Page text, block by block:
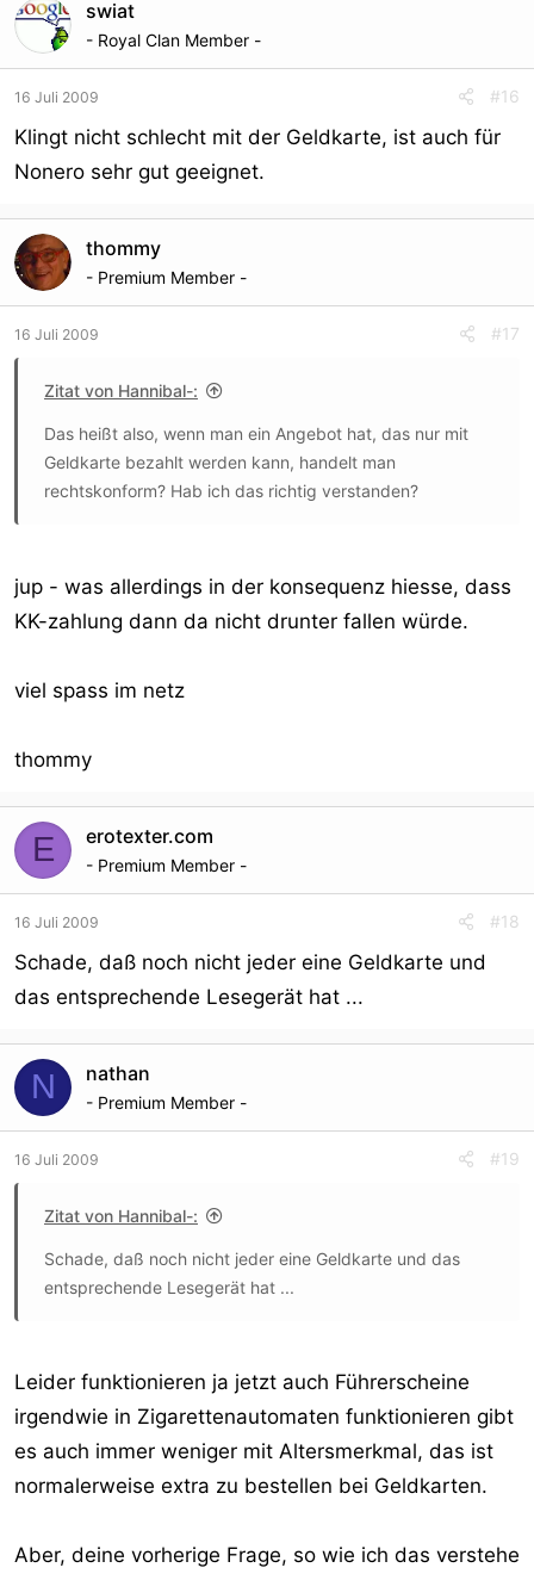
swiat
- Royal Clan Member -
16 Juli 2009 #16
Klingt nicht schlecht mit der Geldkarte, ist auch für
Nonero sehr gut geeignet.
thommy
- Premium Member -
16 Juli 2009 #17
Zitat von Hannibal-:
Das heißt also, wenn man ein Angebot hat, das nur mit
Geldkarte bezahlt werden kann, handelt man
rechtskonform? Hab ich das richtig verstanden?
jup - was allerdings in der konsequenz hiesse, dass
KK-zahlung dann da nicht drunter fallen würde.
viel spass im netz
thommy
E erotexter.com
- Premium Member -
16 Juli 2009 #18
Schade, daß noch nicht jeder eine Geldkarte und
das entsprechende Lesegerät hat ...
N nathan
- Premium Member -
16 Juli 2009 #19
Zitat von Hannibal-:
Schade, daß noch nicht jeder eine Geldkarte und das
entsprechende Lesegerät hat ...
Leider funktionieren ja jetzt auch Führerscheine
irgendwie in Zigarettenautomaten funktionieren gibt
es auch immer weniger mit Altersmerkmal, das ist
normalerweise extra zu bestellen bei Geldkarten.
Aber, deine vorherige Frage, so wie ich das verstehe